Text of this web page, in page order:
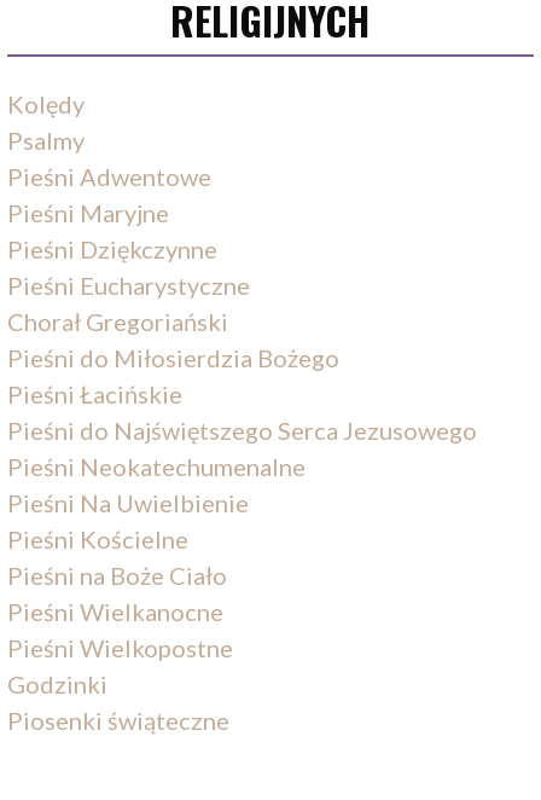
RELIGIJNYCH
Kolędy
Psalmy
Pieśni Adwentowe
Pieśni Maryjne
Pieśni Dziękczynne
Pieśni Eucharystyczne
Chorał Gregoriański
Pieśni do Miłosierdzia Bożego
Pieśni Łacińskie
Pieśni do Najświętszego Serca Jezusowego
Pieśni Neokatechumenalne
Pieśni Na Uwielbienie
Pieśni Kościelne
Pieśni na Boże Ciało
Pieśni Wielkanocne
Pieśni Wielkopostne
Godzinki
Piosenki świąteczne